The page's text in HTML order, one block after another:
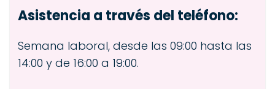
Asistencia a través del teléfono:
Semana laboral, desde las 09:00 hasta las
14:00 y de 16:00 a 19:00.